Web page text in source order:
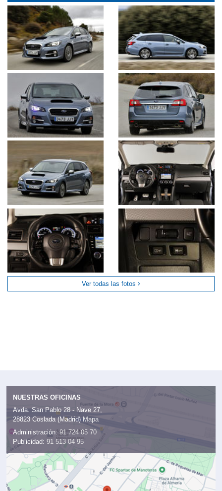
Ver todas las fotos
NUESTRAS OFICINAS
Avda. San Pablo 28 - Nave 27,
28823 Coslada (Madrid) Mapa
Administración: 91 724 05 70
Publicidad: 91 513 04 95